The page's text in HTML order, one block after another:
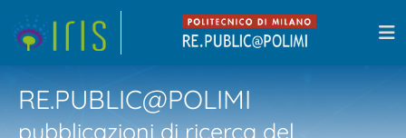
RE.PUBLIC@POLIMI
pubblicazioni di ricerca del